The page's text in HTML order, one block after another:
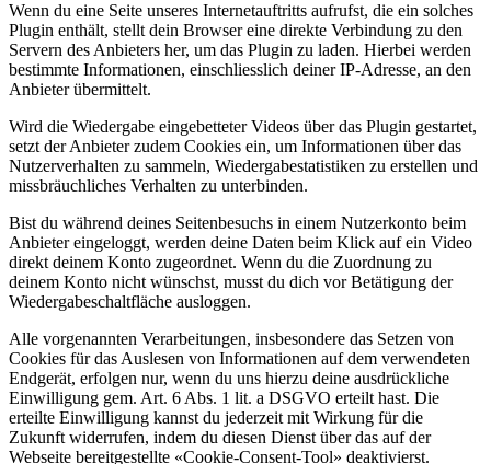
Wenn du eine Seite unseres Internetauftritts aufrufst, die ein solches
Plugin enthält, stellt dein Browser eine direkte Verbindung zu den
Servern des Anbieters her, um das Plugin zu laden. Hierbei werden
bestimmte Informationen, einschliesslich deiner IP-Adresse, an den
Anbieter übermittelt.
Wird die Wiedergabe eingebetteter Videos über das Plugin gestartet,
setzt der Anbieter zudem Cookies ein, um Informationen über das
Nutzerverhalten zu sammeln, Wiedergabestatistiken zu erstellen und
missbräuchliches Verhalten zu unterbinden.
Bist du während deines Seitenbesuchs in einem Nutzerkonto beim
Anbieter eingeloggt, werden deine Daten beim Klick auf ein Video
direkt deinem Konto zugeordnet. Wenn du die Zuordnung zu
deinem Konto nicht wünschst, musst du dich vor Betätigung der
Wiedergabeschaltfläche ausloggen.
Alle vorgenannten Verarbeitungen, insbesondere das Setzen von
Cookies für das Auslesen von Informationen auf dem verwendeten
Endgerät, erfolgen nur, wenn du uns hierzu deine ausdrückliche
Einwilligung gem. Art. 6 Abs. 1 lit. a DSGVO erteilt hast. Die
erteilte Einwilligung kannst du jederzeit mit Wirkung für die
Zukunft widerrufen, indem du diesen Dienst über das auf der
Webseite bereitgestellte «Cookie-Consent-Tool» deaktivierst.